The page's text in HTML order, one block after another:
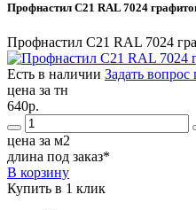
Профнастил С21 RAL 7024
Профнастил С21 RAL 7024
Есть в наличии Задать вопрос
цена за тн
640р.
цена за м2
длина под заказ*
В корзину
Купить в 1 клик